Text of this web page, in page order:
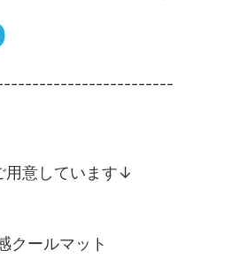
用意しています↓
クールマット